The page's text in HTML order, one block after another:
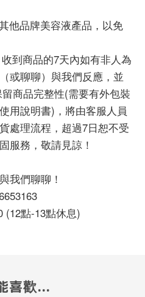
他品牌美容液產品，以免
到商品的7天內如有非人為
或聊聊）與我們反應，並
商品完整性(需要有外包裝
用說明書)，將由客服人員
處理流程，超過7日恕不受
服務，敬請見諒！
我們聊聊！
(12點-13點休息)
喜歡...